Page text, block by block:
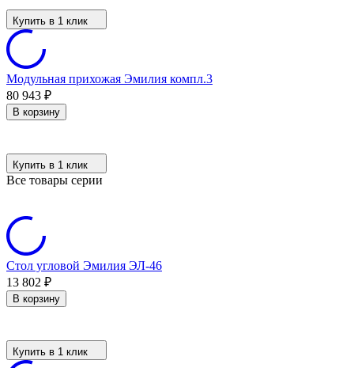
Купить в 1 клик
Модульная прихожая Эмилия компл.3
80 943 ₽
В корзину
Купить в 1 клик
Все товары серии
Стол угловой Эмилия ЭЛ-46
13 802 ₽
В корзину
Купить в 1 клик